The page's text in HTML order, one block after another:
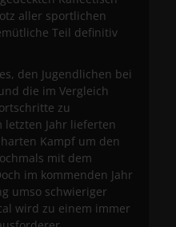
aller sportlichen
Teil definitiv
den Jugendlichen bei
die im Vergleich
zu
letzten Jahr lieferten
Kampf um den
mit dem
im kommenden Jahr
umso schwieriger
wird zu einem immer